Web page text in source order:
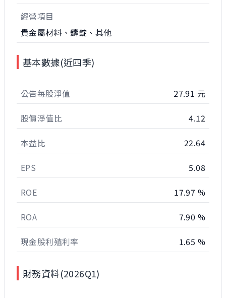
經營項目
貴金屬材料、鑄錠、其他
基本數據(近四季)
公告每股淨值 27.91 元
股價淨值比 4.12
本益比 22.64
EPS 5.08
ROE 17.97 %
ROA 7.90 %
現金股利殖利率 1.65 %
財務資料(2026Q1)